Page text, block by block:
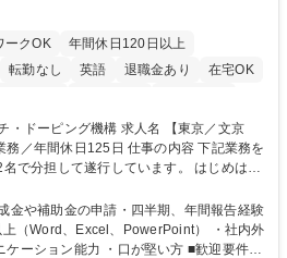
ークOK
年間休日120日以上
転勤なし 英語 退職金あり
在宅OK
機構 求人名 【東京／文京
日 仕事の内容 下記業務を
で分担して遂行しています。 はじめは担
、ゆくゆくはリーダーやマネージャーポ
います。 【総務・人事グルー
・採用活動 ・教育研修の企画、実行 ・勤
法定の会議運営（評議員会、理事会） ・
金や補助金の申請・四半期、年間報告経験
上（Word、Excel、PowerPoint） ・社内外
ョン能力 ・口が堅い方 ■歓迎要件